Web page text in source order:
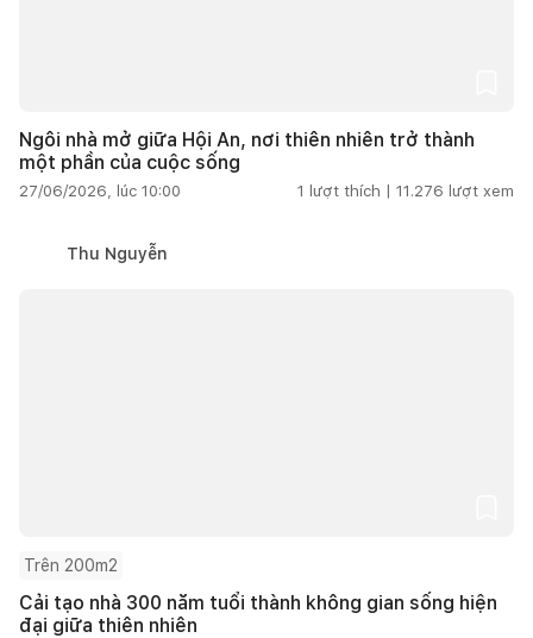
Ngôi nhà mở giữa Hội An, nơi thiên nhiên trở thành
một phần của cuộc sống
27/06/2026, lúc 10:00 1 lượt thích | 11.276 lượt xem
Thu Nguyễn
Trên 200m2
Cải tạo nhà 300 năm tuổi thành không gian sống hiện
đại giữa thiên nhiên